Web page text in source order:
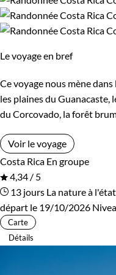
Cap-Vert
Chine
Congo
Costa Rica
Cuba
Egypte
Espagne
Eswatini
Trek
VTT / Gravel
Afficher plus
Budget
De 1 250 à 2 000 $CAD
De 2 000 à 3 000 $CAD
Plus de 3 000 $CAD
Le voyage en bref
Ce voyage nous mène
les plaines du Guanacaste,
du Corcovado, la forêt
Voir le voyage
Costa Rica En groupe
4,34 / 5
13 jours La nature à
départ le 19/10/2026
Carte
Détails